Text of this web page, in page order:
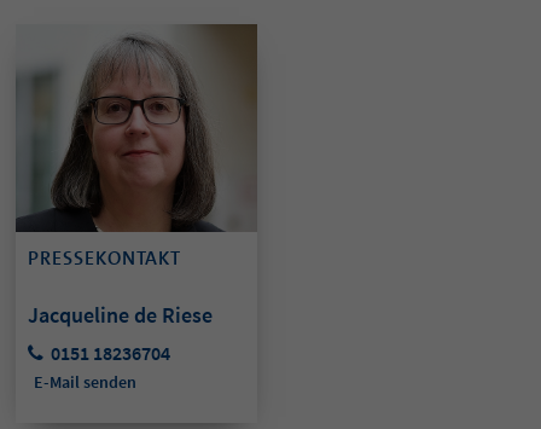
PRESSEKONTAKT
Jacqueline de Riese
0151 18236704
E-Mail senden